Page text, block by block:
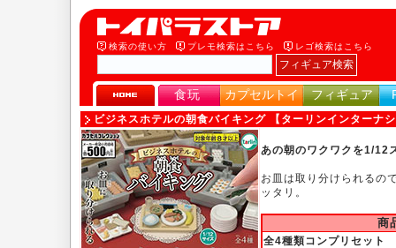
検索の使い方 プレモ検索はこちら レゴ検索はこちら
食玩 カプセルトイ フィギュア
ビジネスホテルの朝食バイキング 【ターリンインターナ
あの朝のワクワクを1/12
お皿は取り分けられるの
ッタリ。
商
全4種類コンプリセット